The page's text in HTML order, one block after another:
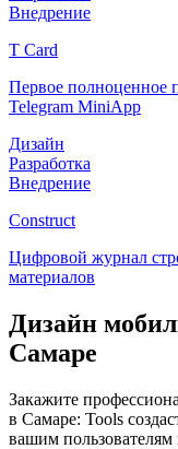
Внедрение
T Card
Первое полноценное
Telegram MiniApp
Дизайн
Разработка
Внедрение
Construct
Цифровой журнал
материалов
Дизайн
Самаре
Закажите
в Самаре: Tools
вашим пользователям